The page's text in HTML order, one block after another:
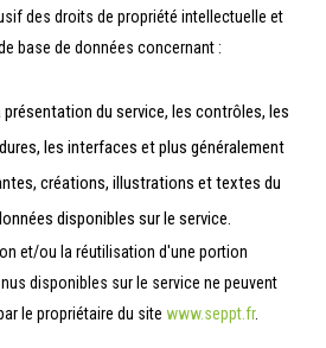
des droits de propriété intellectuelle et
base de données concernant :
du service, les contrôles, les
les interfaces et plus généralement
créations, illustrations et textes du
disponibles sur le service.
et/ou la réutilisation d'une portion
disponibles sur le service ne peuvent
le propriétaire du site www.seppt.fr.